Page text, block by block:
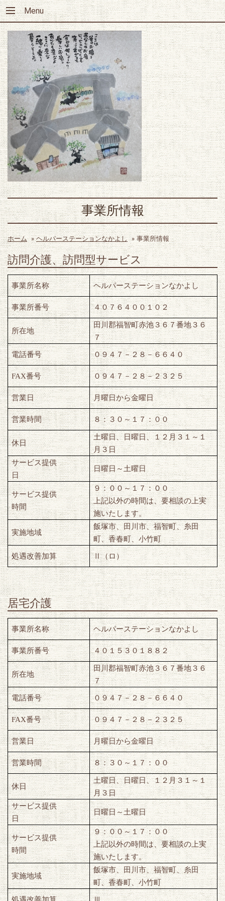
Menu
事業所情報
ホーム » ヘルパーステーションなかよし » 事業所情報
訪問介護、訪問型サービス
事業所名称 ヘルパーステーションなかよし
事業所番号 ４０７６４００１０２
所在地
田川郡福智町赤池３６７番地３６
７
電話番号 ０９４７－２８－６６４０
FAX番号 ０９４７－２８－２３２５
営業日 月曜日から金曜日
営業時間 ８：３０～１７：００
休日
土曜日、日曜日、１２月３１～１
月３日
サービス提供
日
日曜日～土曜日
サービス提供
時間
９：００～１７：００
上記以外の時間は、要相談の上実
施いたします。
実施地域
飯塚市、田川市、福智町、糸田
町、香春町、小竹町
処遇改善加算 Ⅱ（ロ）
居宅介護
事業所名称 ヘルパーステーションなかよし
事業所番号 ４０１５３０１８８２
所在地
田川郡福智町赤池３６７番地３６
７
電話番号 ０９４７－２８－６６４０
FAX番号 ０９４７－２８－２３２５
営業日 月曜日から金曜日
営業時間 ８：３０～１７：００
休日
土曜日、日曜日、１２月３１～１
月３日
サービス提供
日
日曜日～土曜日
サービス提供
時間
９：００～１７：００
上記以外の時間は、要相談の上実
施いたします。
実施地域
飯塚市、田川市、福智町、糸田
町、香春町、小竹町
処遇改善加算 Ⅲ